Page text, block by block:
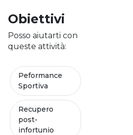
Obiettivi
Posso aiutarti con
queste attività:
Peformance
Sportiva
Recupero
post-
infortunio